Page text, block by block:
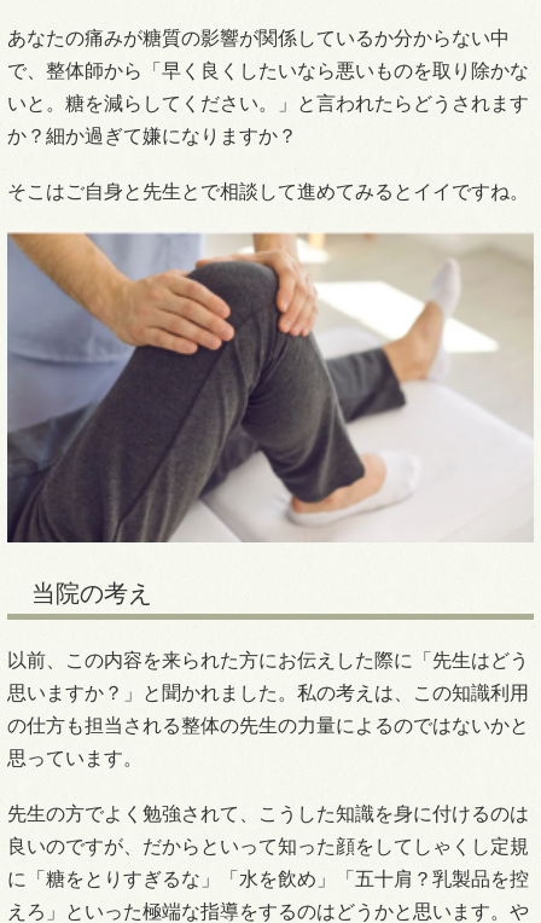
あなたの痛みが糖質の影響が関係しているか分からない中
で、整体師から「早く良くしたいなら悪いものを取り除かな
いと。糖を減らしてください。」と言われたらどうされます
か？細か過ぎて嫌になりますか？
そこはご自身と先生とで相談して進めてみるとイイですね。
当院の考え
以前、この内容を来られた方にお伝えした際に「先生はどう
思いますか？」と聞かれました。私の考えは、この知識利用
の仕方も担当される整体の先生の力量によるのではないかと
思っています。
先生の方でよく勉強されて、こうした知識を身に付けるのは
良いのですが、だからといって知った顔をしてしゃくし定規
に「糖をとりすぎるな」「水を飲め」「五十肩？乳製品を控
えろ」といった極端な指導をするのはどうかと思います。や